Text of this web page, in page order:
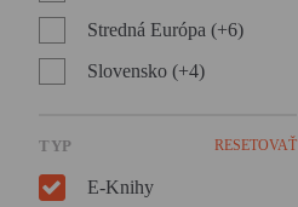
Stredná Európa (+6)
Slovensko (+4)
TYP RESETOVAŤ
E-Knihy